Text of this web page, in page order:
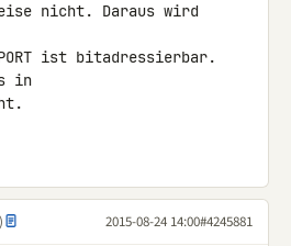
nicht. Daraus wird
ist bitadressierbar.
in
2015-08-24 14:00#4245881